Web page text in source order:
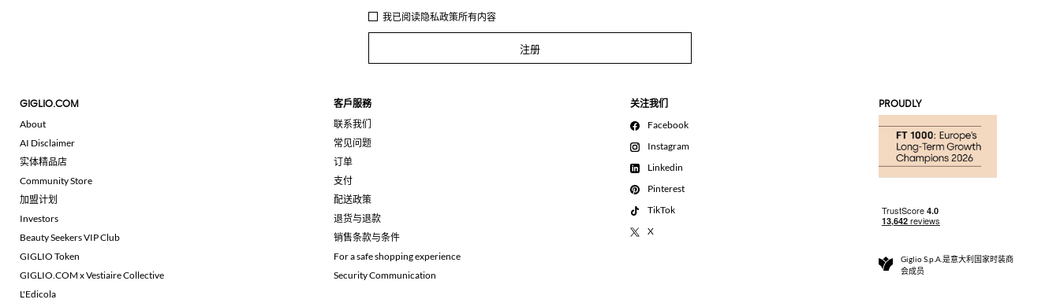
我已阅读隐私政策所有内容
注册
GIGLIO.COM
About
AI Disclaimer
实体精品店
Community Store
加盟计划
Investors
Beauty Seekers VIP Club
GIGLIO Token
GIGLIO.COM x Vestiaire Collective
L'Edicola
客戶服務
联系我们
常见问题
订单
支付
配送政策
退货与退款
销售条款与条件
For a safe shopping experience
Security Communication
关注我们
Facebook
Instagram
Linkedin
Pinterest
TikTok
X
PROUDLY
Giglio S.p.A.是意大利国家时装商
会成员